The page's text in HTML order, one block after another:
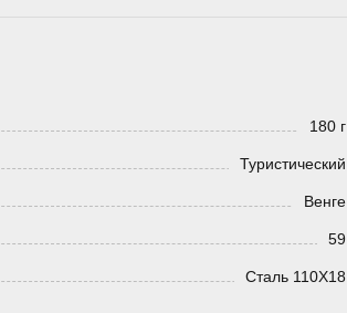
180 г
Туристический
Венге
59
Сталь 110Х18